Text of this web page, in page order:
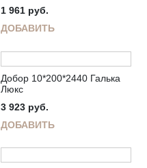
1 961 руб.
ДОБАВИТЬ
Добор 10*200*2440 Галька
Люкс
3 923 руб.
ДОБАВИТЬ